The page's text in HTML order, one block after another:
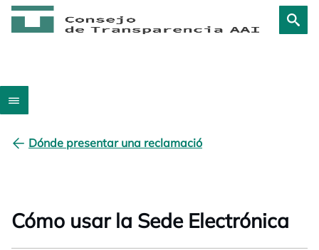
Dónde presentar una reclamació
Cómo usar la Sede Electrónica